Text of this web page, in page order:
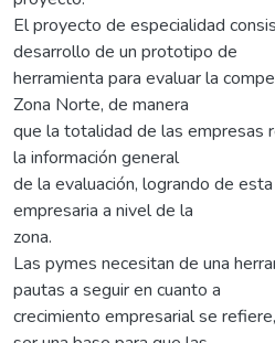
El proyecto de especialidad
desarrollo de un prototipo de
herramienta para evaluar la
Zona Norte, de manera
que la totalidad de las empresas
la información general
de la evaluación, logrando de
empresaria a nivel de la
zona.
Las pymes necesitan de una
pautas a seguir en cuanto a
crecimiento empresarial se